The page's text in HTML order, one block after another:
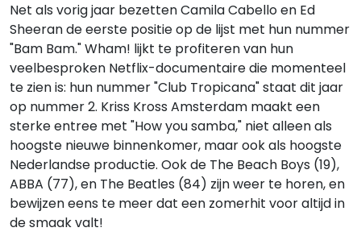
Net als vorig jaar bezetten Camila Cabello en Ed
Sheeran de eerste positie op de lijst met hun nummer
"Bam Bam." Wham! lijkt te profiteren van hun
veelbesproken Netflix-documentaire die momenteel
te zien is: hun nummer "Club Tropicana" staat dit jaar
op nummer 2. Kriss Kross Amsterdam maakt een
sterke entree met "How you samba," niet alleen als
hoogste nieuwe binnenkomer, maar ook als hoogste
Nederlandse productie. Ook de The Beach Boys (19),
ABBA (77), en The Beatles (84) zijn weer te horen, en
bewijzen eens te meer dat een zomerhit voor altijd in
de smaak valt!